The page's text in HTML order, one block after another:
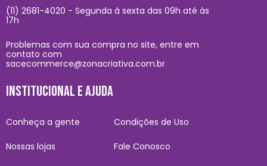
(11) 2681-4020 - Segunda à sexta das 09h até às
17h
Problemas com sua compra no site, entre em
contato com
sacecommerce@zonacriativa.com.br
INSTITUCIONAL E AJUDA
Conheça a gente
Nossas lojas
Condições de Uso
Fale Conosco